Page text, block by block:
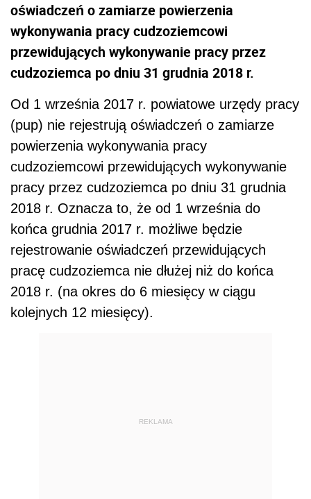
oświadczeń o zamiarze powierzenia
wykonywania pracy cudzoziemcowi
przewidujących wykonywanie pracy przez
cudzoziemca po dniu 31 grudnia 2018 r.
Od 1 września 2017 r. powiatowe urzędy pracy
(pup) nie rejestrują oświadczeń o zamiarze
powierzenia wykonywania pracy
cudzoziemcowi przewidujących wykonywanie
pracy przez cudzoziemca po dniu 31 grudnia
2018 r. Oznacza to, że od 1 września do
końca grudnia 2017 r. możliwe będzie
rejestrowanie oświadczeń przewidujących
pracę cudzoziemca nie dłużej niż do końca
2018 r. (na okres do 6 miesięcy w ciągu
kolejnych 12 miesięcy).
REKLAMA